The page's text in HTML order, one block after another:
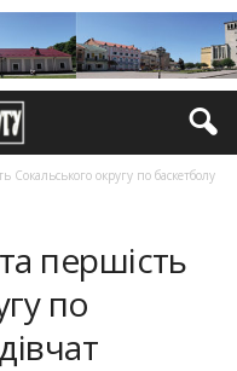
Сокальського округу по баскетболу
першість
по